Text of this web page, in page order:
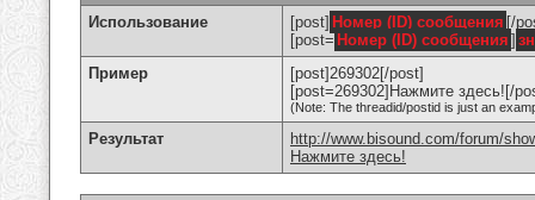
Использование [post] Номер (ID) сообщения [/
[post= Номер (ID) сообщения ]
Пример
[post]269302[/post]
[post=269302]Нажмите здесь![/
(Note: The threadid/postid is just an
Результат
http://www.bisound.com/forum/
Нажмите здесь!